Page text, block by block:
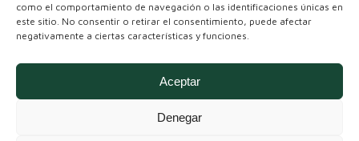
como el comportamiento de navegación o las identificaciones únicas en
este sitio. No consentir o retirar el consentimiento, puede afectar
negativamente a ciertas características y funciones.
Aceptar
Denegar
Coordinadora Andaluza de Organizaciones